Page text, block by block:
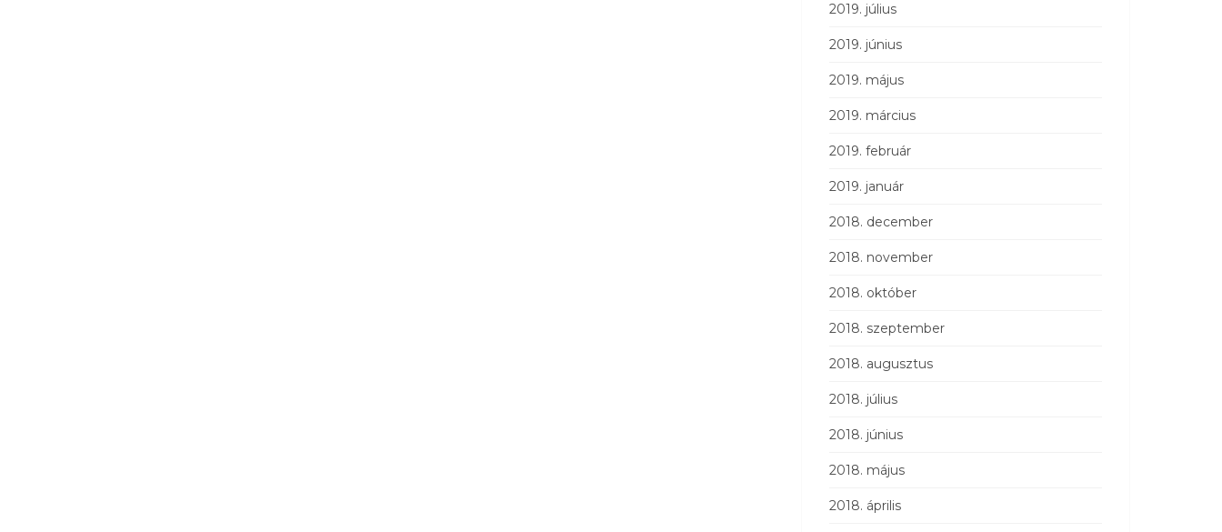
2019. július
2019. június
2019. május
2019. március
2019. február
2019. január
2018. december
2018. november
2018. október
2018. szeptember
2018. augusztus
2018. július
2018. június
2018. május
2018. április